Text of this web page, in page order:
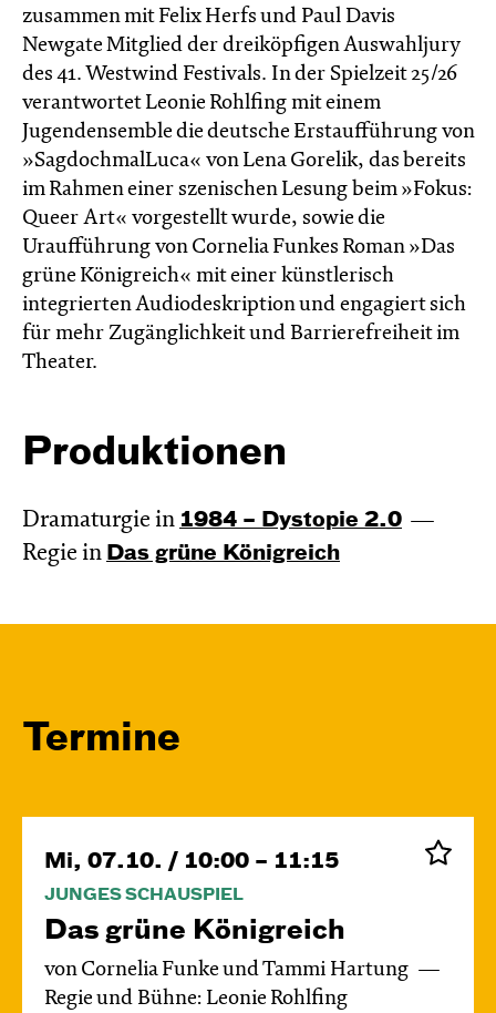
zusammen mit Felix Herfs und Paul Davis
Newgate Mitglied der dreiköpfigen Auswahljury
des 41. Westwind Festivals. In der Spielzeit 25/26
verantwortet Leonie Rohlfing mit einem
Jugendensemble die deutsche Erstaufführung von
»SagdochmalLuca« von Lena Gorelik, das bereits
im Rahmen einer szenischen Lesung beim »Fokus:
Queer Art« vorgestellt wurde, sowie die
Uraufführung von Cornelia Funkes Roman »Das
grüne Königreich« mit einer künstlerisch
integrierten Audiodeskription und engagiert sich
für mehr Zugänglichkeit und Barrierefreiheit im
Theater.
Produktionen
Dramaturgie in 1984 – Dystopie 2.0
Regie in Das grüne König­reich
Termine
Mi, 07.10. / 10:00 – 11:15
JUNGES SCHAUSPIEL
Das grüne König­reich
von Cornelia Funke und Tammi Hartung
Regie und Bühne: Leonie Rohlfing